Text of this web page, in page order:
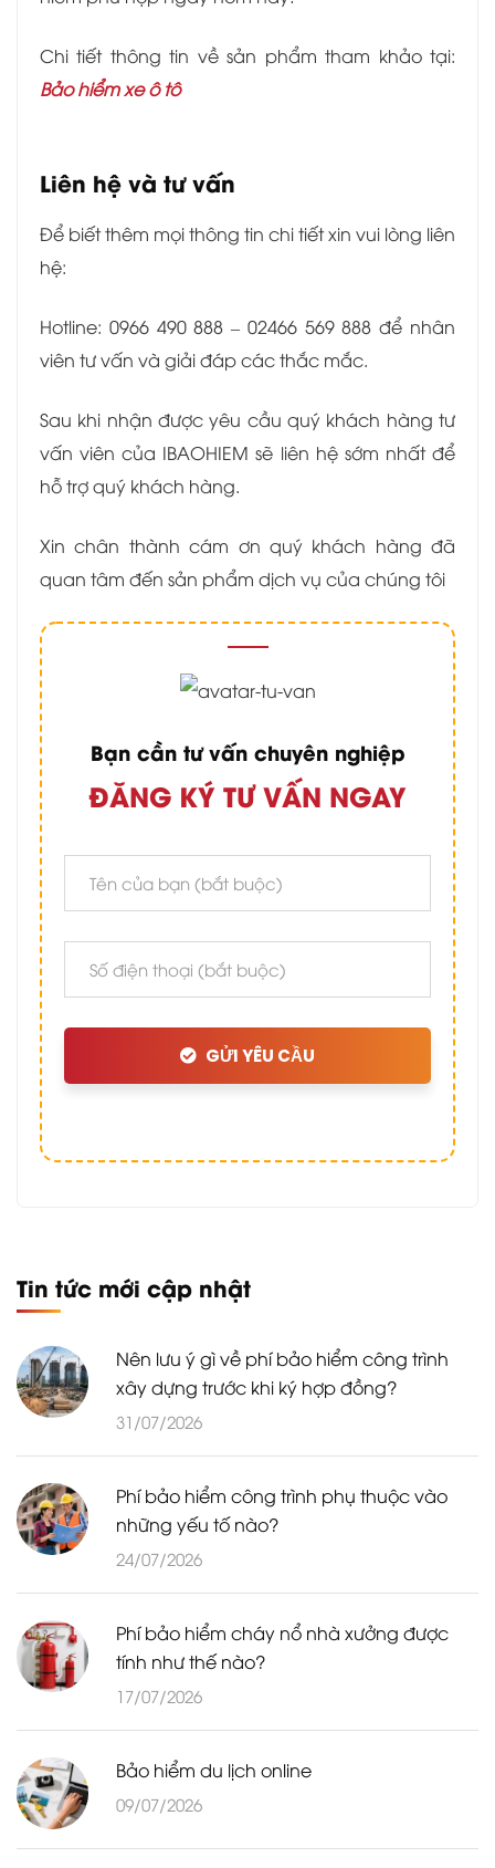
Chi tiết thông tin về sản phẩm tham khảo tại:
Bảo hiểm xe ô tô
Liên hệ và tư vấn
Để biết thêm mọi thông tin chi tiết xin vui lòng liên
hệ:
Hotline: 0966 490 888 – 02466 569 888 để nhân
viên tư vấn và giải đáp các thắc mắc.
Sau khi nhận được yêu cầu quý khách hàng tư
vấn viên của IBAOHIEM sẽ liên hệ sớm nhất để
hỗ trợ quý khách hàng.
Xin chân thành cám ơn quý khách hàng đã
quan tâm đến sản phẩm dịch vụ của chúng tôi
Bạn cần tư vấn chuyên nghiệp
ĐĂNG KÝ TƯ VẤN NGAY
GỬI YÊU CẦU
Tin tức mới cập nhật
Nên lưu ý gì về phí bảo hiểm công trình
xây dựng trước khi ký hợp đồng?
31/07/2026
Phí bảo hiểm công trình phụ thuộc vào
những yếu tố nào?
24/07/2026
Phí bảo hiểm cháy nổ nhà xưởng được
tính như thế nào?
17/07/2026
Bảo hiểm du lịch online
09/07/2026